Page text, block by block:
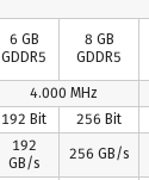
6 GB
GDDR5
8 GB
GDDR5
4.000 MHz
192 Bit 256 Bit
192
GB/s
256 GB/s